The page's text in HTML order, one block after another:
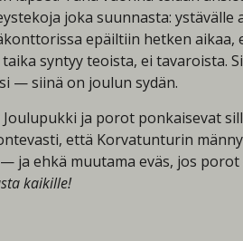
joka suunnasta:
epäiltiin hetken
syntyy teoista, ei tavaroista.
— siinä on joulun sydän.
Joulupukki ja porot ponkaisevat
että Korvatunturin
ja ehkä muutama eväs, jos porot
kaikille!